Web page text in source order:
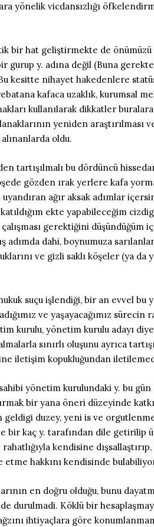
yönelik vicdansızlığı
bir hat geliştirmekte de
gurup y. adına değil (Buna
kesitte nihayet hakedenlere
kafaca uzaklık, kurumsal
kullanılarak dikkatler buralara
yeniden
alınanlarda oldu.
tartışılmalı bu dördüncü
gözden ırak yerlere kafa
uyandıran ağır aksak adımlar
ekte yapabileceğim
gerektiğini düşündüğüm
adımda dahi, boynumuza
ve gizli saklı köşeler (ya
suçu işlendiği, bir an evvel
ve yaşayacağımız
kurulu, yönetim kurulu adayı
sınırlı oluşunu ayrıca
iletişim kopukluğundan
yönetim kurulundaki y. bu
bir yana öneri düzeyinde
duzey, yeni is ve
bir kaç y. tarafından dile getirilip
kendisine
etme hakkını kendisinde
en doğru olduğu, bunu
durulmadi. Köklü bir
ihtiyaçlara göre